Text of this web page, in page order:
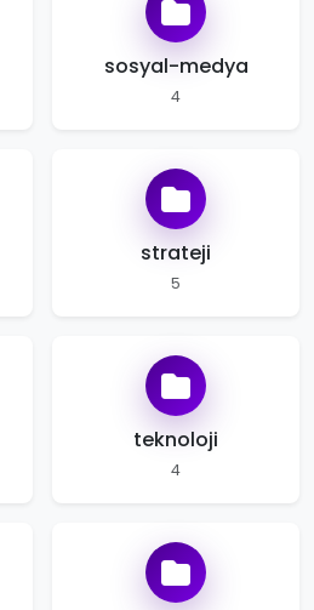
sosyal-medya
4
strateji
5
teknoloji
4